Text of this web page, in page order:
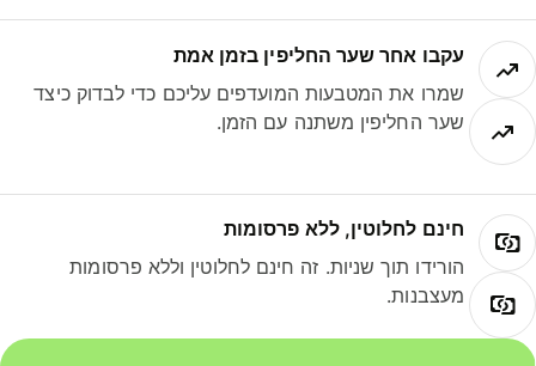
עקבו אחר שער החליפין בזמן אמת
שמרו את המטבעות המועדפים עליכם כדי לבדוק כיצד
שער החליפין משתנה עם הזמן.
חינם לחלוטין, ללא פרסומות
הורידו תוך שניות. זה חינם לחלוטין וללא פרסומות
מעצבנות.